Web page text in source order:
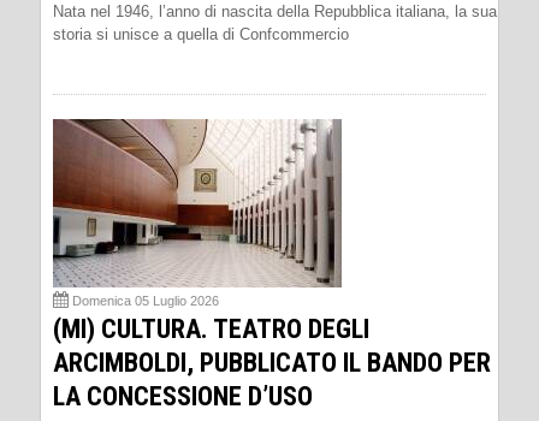
Nata nel 1946, l’anno di nascita della Repubblica italiana, la sua
storia si unisce a quella di Confcommercio
Domenica 05 Luglio 2026
(MI) CULTURA. TEATRO DEGLI
ARCIMBOLDI, PUBBLICATO IL BANDO PER
LA CONCESSIONE D’USO